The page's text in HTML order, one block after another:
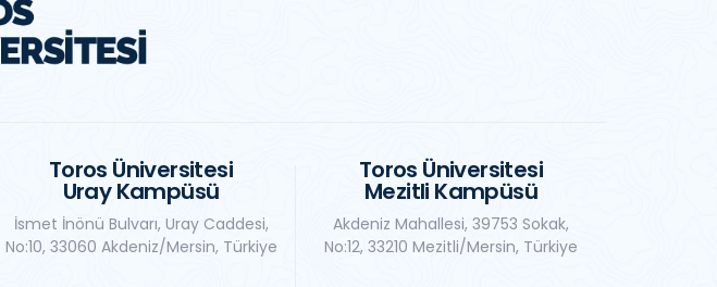
Toros Üniversitesi
Uray Kampüsü
İsmet İnönü Bulvarı, Uray Caddesi,
No:10, 33060 Akdeniz/Mersin, Türkiye
Toros Üniversitesi
Mezitli Kampüsü
Akdeniz Mahallesi, 39753 Sokak,
No:12, 33210 Mezitli/Mersin, Türkiye